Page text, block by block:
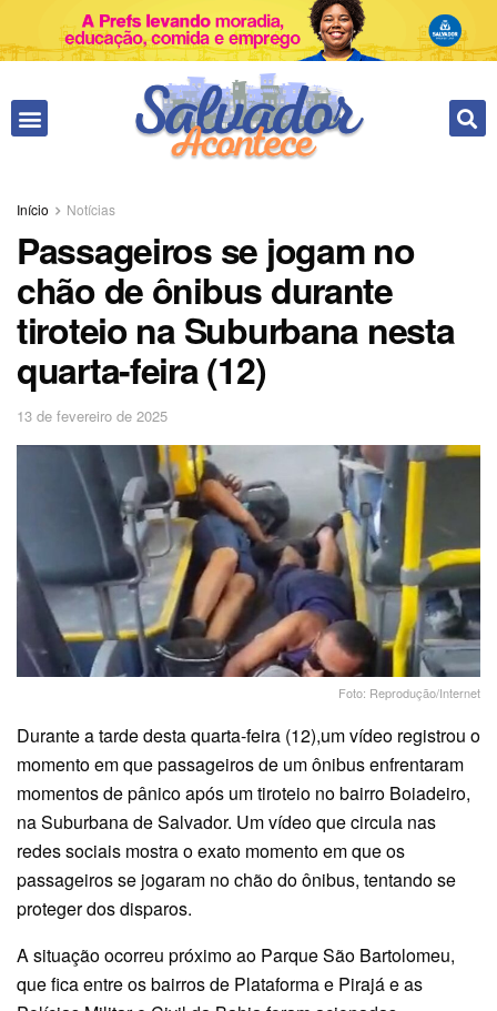
Início Notícias
Passageiros se jogam no
chão de ônibus durante
tiroteio na Suburbana nesta
quarta-feira (12)
13 de fevereiro de 2025
Foto: Reprodução/Internet
Durante a tarde desta quarta-feira (12),um vídeo registrou o
momento em que passageiros de um ônibus enfrentaram
momentos de pânico após um tiroteio no bairro Boiadeiro,
na Suburbana de Salvador. Um vídeo que circula nas
redes sociais mostra o exato momento em que os
passageiros se jogaram no chão do ônibus, tentando se
proteger dos disparos.
A situação ocorreu próximo ao Parque São Bartolomeu,
que fica entre os bairros de Plataforma e Pirajá e as